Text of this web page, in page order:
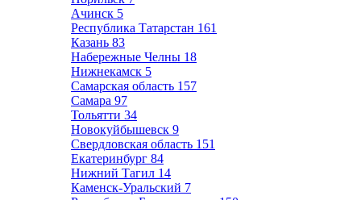
Ачинск 5
Республика Татарстан 161
Казань 83
Набережные Челны 18
Нижнекамск 5
Самарская область 157
Самара 97
Тольятти 34
Новокуйбышевск 9
Свердловская область 151
Екатеринбург 84
Нижний Тагил 14
Каменск-Уральский 7